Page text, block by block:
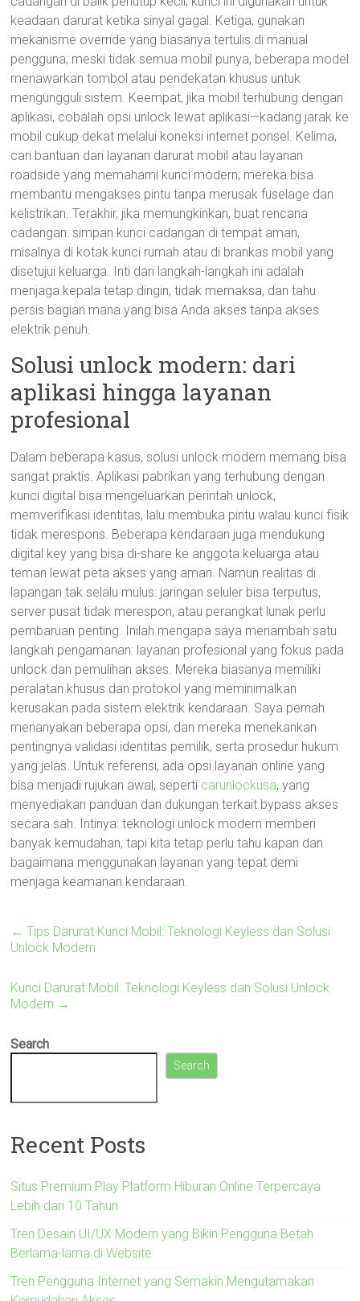
keadaan darurat ketika sinyal gagal. Ketiga, gunakan
mekanisme override yang biasanya tertulis di manual
pengguna; meski tidak semua mobil punya, beberapa model
menawarkan tombol atau pendekatan khusus untuk
mengungguli sistem. Keempat, jika mobil terhubung dengan
aplikasi, cobalah opsi unlock lewat aplikasi—kadang jarak ke
mobil cukup dekat melalui koneksi internet ponsel. Kelima,
cari bantuan dari layanan darurat mobil atau layanan
roadside yang memahami kunci modern; mereka bisa
membantu mengakses pintu tanpa merusak fuselage dan
kelistrikan. Terakhir, jika memungkinkan, buat rencana
cadangan: simpan kunci cadangan di tempat aman,
misalnya di kotak kunci rumah atau di brankas mobil yang
disetujui keluarga. Inti dari langkah-langkah ini adalah
menjaga kepala tetap dingin, tidak memaksa, dan tahu
persis bagian mana yang bisa Anda akses tanpa akses
elektrik penuh.
Solusi unlock modern: dari
aplikasi hingga layanan
profesional
Dalam beberapa kasus, solusi unlock modern memang bisa
sangat praktis. Aplikasi pabrikan yang terhubung dengan
kunci digital bisa mengeluarkan perintah unlock,
memverifikasi identitas, lalu membuka pintu walau kunci fisik
tidak merespons. Beberapa kendaraan juga mendukung
digital key yang bisa di-share ke anggota keluarga atau
teman lewat peta akses yang aman. Namun realitas di
lapangan tak selalu mulus: jaringan seluler bisa terputus,
server pusat tidak merespon, atau perangkat lunak perlu
pembaruan penting. Inilah mengapa saya menambah satu
langkah pengamanan: layanan profesional yang fokus pada
unlock dan pemulihan akses. Mereka biasanya memiliki
peralatan khusus dan protokol yang meminimalkan
kerusakan pada sistem elektrik kendaraan. Saya pernah
menanyakan beberapa opsi, dan mereka menekankan
pentingnya validasi identitas pemilik, serta prosedur hukum
yang jelas. Untuk referensi, ada opsi layanan online yang
bisa menjadi rujukan awal, seperti carunlockusa, yang
menyediakan panduan dan dukungan terkait bypass akses
secara sah. Intinya: teknologi unlock modern memberi
banyak kemudahan, tapi kita tetap perlu tahu kapan dan
bagaimana menggunakan layanan yang tepat demi
menjaga keamanan kendaraan.
← Tips Darurat Kunci Mobil: Teknologi Keyless dan Solusi
Unlock Modern
Kunci Darurat Mobil: Teknologi Keyless dan Solusi Unlock
Modern →
Search
Search
Recent Posts
Situs Premium Play Platform Hiburan Online Terpercaya
Lebih dari 10 Tahun
Tren Desain UI/UX Modern yang Bikin Pengguna Betah
Berlama-lama di Website
Tren Pengguna Internet yang Semakin Mengutamakan